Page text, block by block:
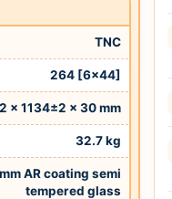
TNC
264 [6×44]
× 1134±2 × 30 mm
32.7 kg
AR coating semi
tempered glass